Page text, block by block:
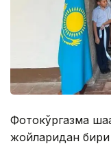
Фотокўргазма
жойларидан